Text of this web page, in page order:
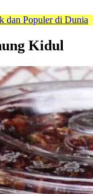
dan Populer di Dunia
Kidul